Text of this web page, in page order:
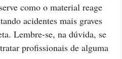
como o material reage
acidentes mais graves
Lembre-se, na dúvida, se
profissionais de alguma